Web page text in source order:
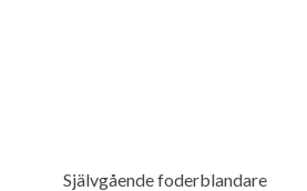
Självgående foderblandare